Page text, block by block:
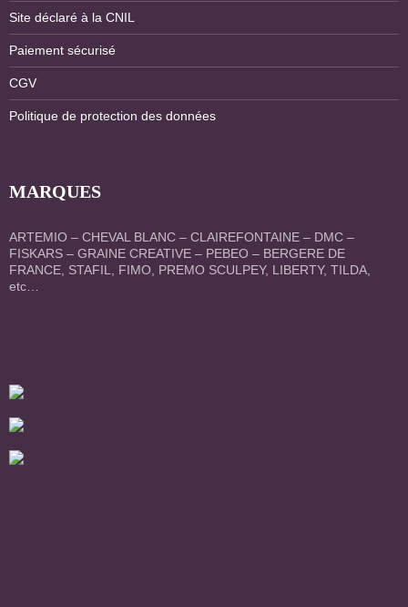
Site déclaré à la CNIL
Paiement sécurisé
CGV
Politique de protection des données
MARQUES
ARTEMIO – CHEVAL BLANC – CLAIREFONTAINE – DMC –
FISKARS – GRAINE CREATIVE – PEBEO – BERGERE DE
FRANCE, STAFIL, FIMO, PREMO SCULPEY, LIBERTY, TILDA,
etc…